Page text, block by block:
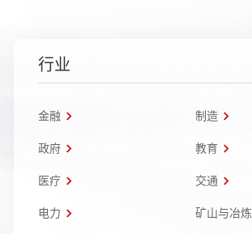
行业
金融 制造
政府 教育
医疗 交通
电力 矿山与冶炼